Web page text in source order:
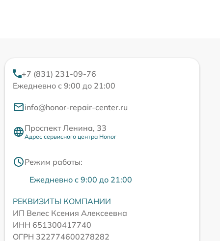
+7 (831) 231-09-76
Ежедневно с 9:00 до 21:00
info@honor-repair-center.ru
Проспект Ленина, 33
Адрес сервисного центра Honor
Режим работы:
Ежедневно с 9:00 до 21:00
РЕКВИЗИТЫ КОМПАНИИ
ИП Велес Ксения Алексеевна
ИНН 651300417740
ОГРН 322774600278282